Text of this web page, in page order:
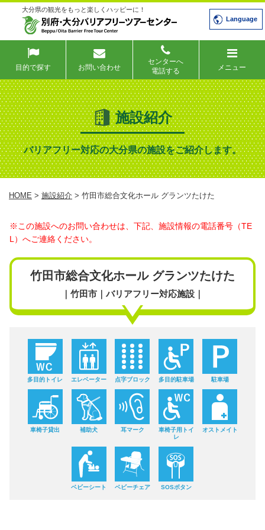
大分県の観光をもっと楽しくハッピーに！
Language
目的で探す お問い合わせ
センターへ
電話する
メニュー
施設紹介
バリアフリー対応の大分県の施設をご紹介します。
HOME > 施設紹介 > 竹田市総合文化ホール グランツたけた
※この施設へのお問い合わせは、下記、施設情報の電話番号（TE
L）へご連絡ください。
竹田市総合文化ホール グランツたけた
｜竹田市｜バリアフリー対応施設｜
多目的トイレ エレベーター 点字ブロック 多目的駐車場 駐車場
車椅子貸出 補助犬 耳マーク
車椅子用トイ
レ
オストメイト
ベビーシート ベビーチェア SOSボタン